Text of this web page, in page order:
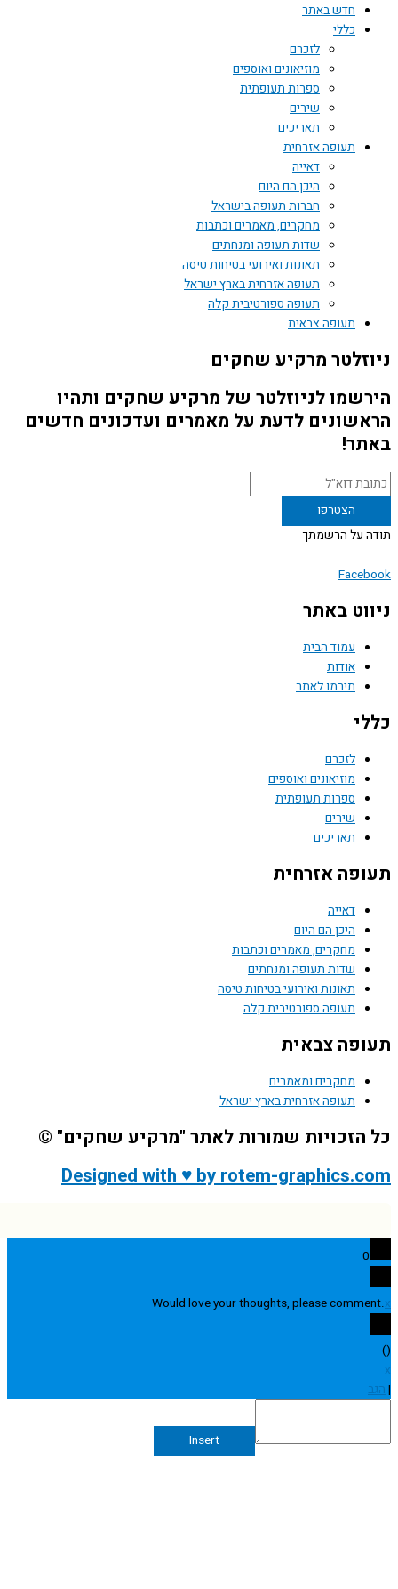
חדש באתר
כללי
לזכרם
מוזיאונים ואוספים
ספרות תעופתית
שירים
תאריכים
תעופה אזרחית
דאייה
היכן הם היום
חברות תעופה בישראל
מחקרים, מאמרים וכתבות
שדות תעופה ומנחתים
תאונות ואירועי בטיחות טיסה
תעופה אזרחית בארץ ישראל
תעופה ספורטיבית קלה
תעופה צבאית
מרקיע שחקים
לניוזלטר של מרקיע שחקים ותהיו
לדעת על מאמרים ועדכונים חדשים
על הרשמתך
באתר
עמוד הבית
אודות
תירמו לאתר
לזכרם
מוזיאונים ואוספים
ספרות תעופתית
שירים
תאריכים
אזרחית
דאייה
היכן הם היום
מחקרים, מאמרים וכתבות
שדות תעופה ומנחתים
תאונות ואירועי בטיחות טיסה
תעופה ספורטיבית קלה
צבאית
מחקרים ומאמרים
תעופה אזרחית בארץ ישראל
שמורות לאתר "מרקיע שחקים" ©
Designed with ♥ by rotem-
Would love your thoughts, please
Insert